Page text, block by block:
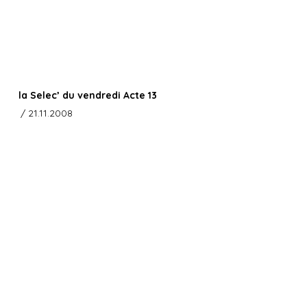
la Selec’ du vendredi Acte 13
/ 21.11.2008